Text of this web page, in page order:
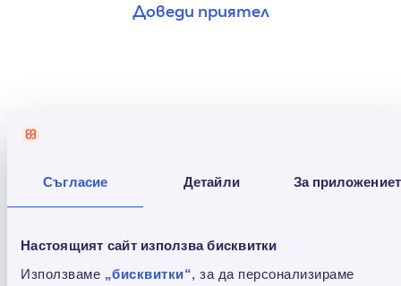
Съгласие Детайли За
Настоящият сайт използва бисквитки
Използваме „бисквитки“, за да персонализираме
Доведи приятел